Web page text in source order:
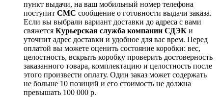
пункт выдачи, на ваш мобильный номер телефона
поступит СМС сообщение о готовности выдачи заказа.
Если вы выбрали вариант доставки до адреса с вами
свяжется Курьерская служба компании СДЭК и
уточнит адрес доставки и удобное для вас врем. Перед
оплатой вы можете оценить состояние коробки: вес,
целостность, вскрыть коробку проверить достоверность
заказанного товара, комплектацию и целостность после
этого произвести оплату. Один заказ может содержать
не больше 10 позиций и его стоимость не должна
превышать 100 000 р.